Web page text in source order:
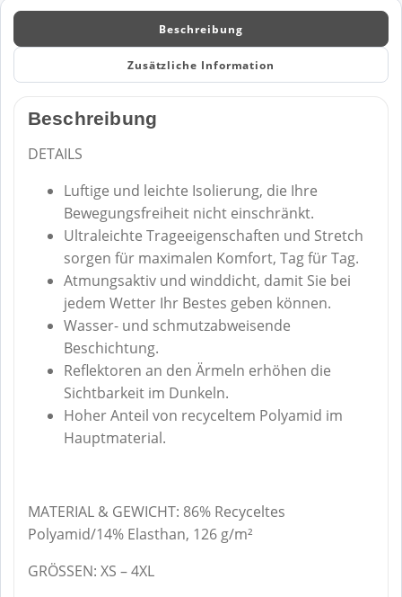
Beschreibung
Zusätzliche Information
Beschreibung
DETAILS
Luftige und leichte Isolierung, die Ihre
Bewegungsfreiheit nicht einschränkt.
Ultraleichte Trageeigenschaften und Stretch
sorgen für maximalen Komfort, Tag für Tag.
Atmungsaktiv und winddicht, damit Sie bei
jedem Wetter Ihr Bestes geben können.
Wasser- und schmutzabweisende
Beschichtung.
Reflektoren an den Ärmeln erhöhen die
Sichtbarkeit im Dunkeln.
Hoher Anteil von recyceltem Polyamid im
Hauptmaterial.
MATERIAL & GEWICHT: 86% Recyceltes
Polyamid/14% Elasthan, 126 g/m²
GRÖSSEN: XS – 4XL